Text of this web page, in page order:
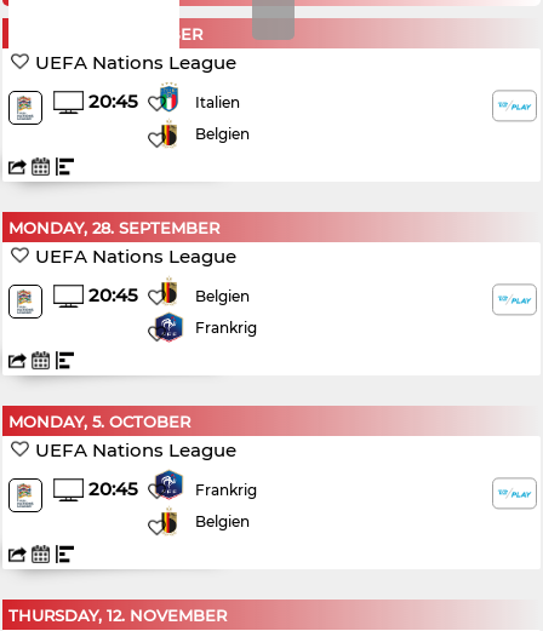
FRIDAY, 25. SEPTEMBER
UEFA Nations League
20:45
Italien
Belgien
MONDAY, 28. SEPTEMBER
UEFA Nations League
20:45
Belgien
Frankrig
MONDAY, 5. OCTOBER
UEFA Nations League
20:45
Frankrig
Belgien
THURSDAY, 12. NOVEMBER